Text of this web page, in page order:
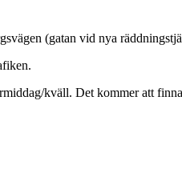
(gatan vid nya
kväll. Det kommer att